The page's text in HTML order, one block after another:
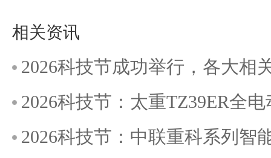
相关资讯
2026科技节成功举行，各大相
2026科技节：太重TZ39ER全
2026科技节：中联重科系列智